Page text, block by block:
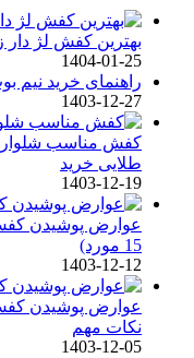
بهترین کفش لژ دار زنانه سال
1404-01-25
راهنمای خرید نیم
1403-12-27
طلایی خرید
1403-12-19
عوارض پوشیدن
15 مورد)
1403-12-12
نکات مهم
1403-12-05